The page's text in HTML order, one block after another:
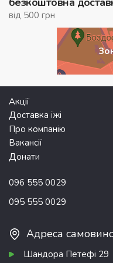
від 500 грн
Акції
Доставка їжі
Про компанію
Вакансії
Донати
096 555 0029
095 555 0029
Адреса
Шандора Петефі 29